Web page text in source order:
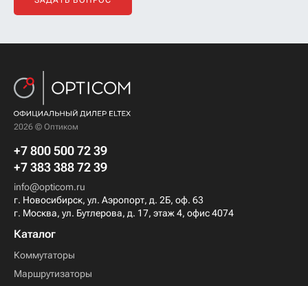
2026 © Оптиком
+7 800 500 72 39
+7 383 388 72 39
info@opticom.ru
г. Новосибирск, ул. Аэропорт, д. 2Б, оф. 63
г. Москва, ул. Бутлерова, д. 17, этаж 4, офис 4074
Каталог
Коммутаторы
Маршрутизаторы